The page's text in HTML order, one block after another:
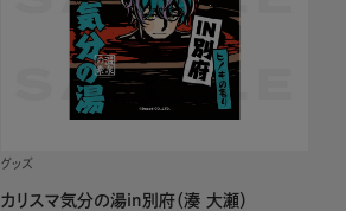
グッズ
カリスマ気分の湯in別府（湊 大瀬）